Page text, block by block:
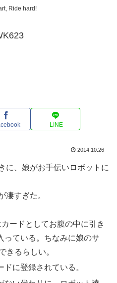
Ride hard!
LINE
2014.10.26
に、娘がお手伝いロボットに
凄すぎた。
ードとしてお腹の中に引き
っている。ちなみに娘のサ
きるらしい。
に登録されている。